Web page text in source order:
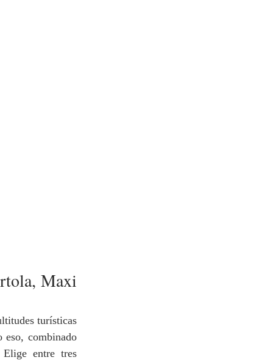
Maxi
turísticas
eso, combinado
Elige entre tres